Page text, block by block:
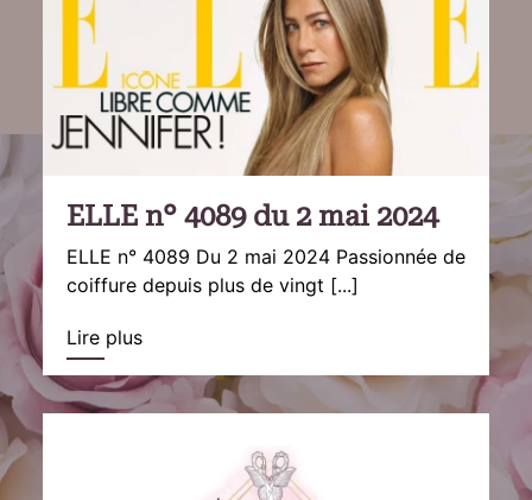
ELLE n° 4089 du 2 mai 2024
ELLE n° 4089 Du 2 mai 2024 Passionnée de
coiffure depuis plus de vingt [...]
Lire plus